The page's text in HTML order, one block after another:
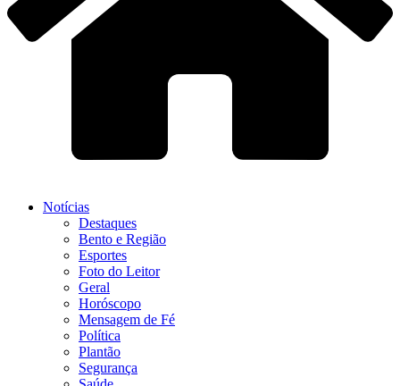
Notícias
Destaques
Bento e Região
Esportes
Foto do Leitor
Geral
Horóscopo
Mensagem de Fé
Política
Plantão
Segurança